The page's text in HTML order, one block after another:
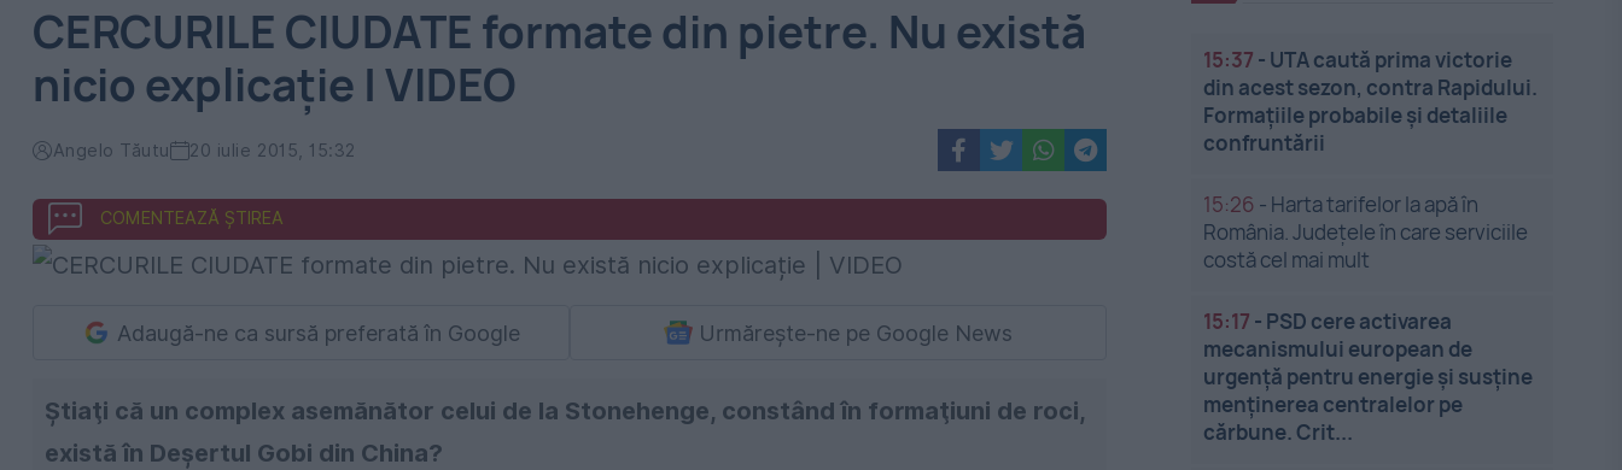
CERCURILE CIUDATE formate din pietre. Nu există
nicio explicație | VIDEO
Angelo Tăutu 20 iulie 2015, 15:32
COMENTEAZĂ ȘTIREA
Adaugă-ne ca sursă preferată în Google Urmărește-ne pe Google News
Ştiaţi că un complex asemănător celui de la Stonehenge, constând în formaţiuni de roci,
există în Deşertul Gobi din China?
15:37 - UTA caută prima victorie
din acest sezon, contra Rapidului.
Formațiile probabile și detaliile
confruntării
15:26 - Harta tarifelor la apă în
România. Județele în care serviciile
costă cel mai mult
15:17 - PSD cere activarea
mecanismului european de
urgență pentru energie și susține
menținerea centralelor pe
cărbune. Crit...